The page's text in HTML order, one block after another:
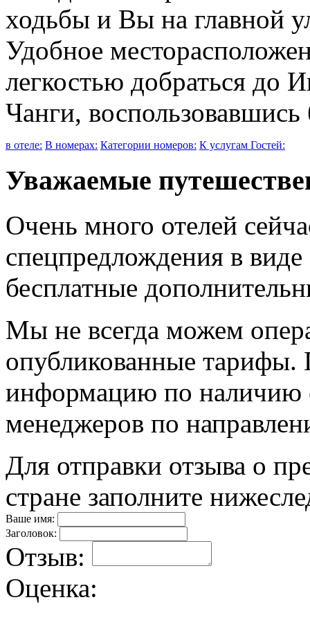
ходьбы и Вы на главной
Удобное
легкостью добраться до
Чанги,
в отеле: В номерах: Категории номеров: К услугам Гостей:
Уважаемые
Очень много отелей
спецпредлождения в
бесплатные
Мы не всегда можем
опубликованные тарифы.
информацию по наличию
менеджеров по
Для отправки отзыва о
стране заполните
Ваше имя:
Заголовок:
Отзыв:
Оценка: